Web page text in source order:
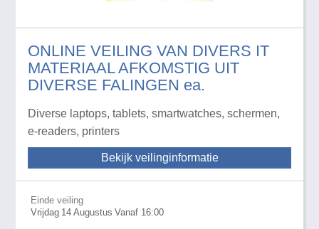
ONLINE VEILING VAN DIVERS IT
MATERIAAL AFKOMSTIG UIT
DIVERSE FALINGEN ea.
Diverse laptops, tablets, smartwatches, schermen,
e-readers, printers
Bekijk veilinginformatie
Einde veiling
Vrijdag 14 Augustus Vanaf 16:00